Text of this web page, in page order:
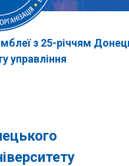
з 25-річчям
управління